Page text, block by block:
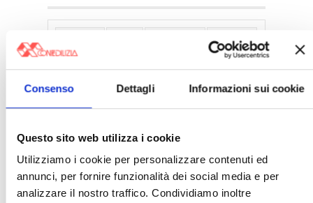
Consenso Dettagli Informazioni sui cookie
Questo sito web utilizza i cookie
Utilizziamo i cookie per personalizzare contenuti ed
annunci, per fornire funzionalità dei social media e per
analizzare il nostro traffico. Condividiamo inoltre
Assemblea Condominio
Banca Woolwich
Blocco Affitti Brevi
Collabenti
Compravendite Immobiliari
Condominio
Confcommercio